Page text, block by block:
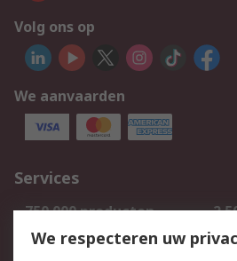
Volg ons op
We aanvaarden
Services
750.000 producten
Bestellen
We respecteren uw